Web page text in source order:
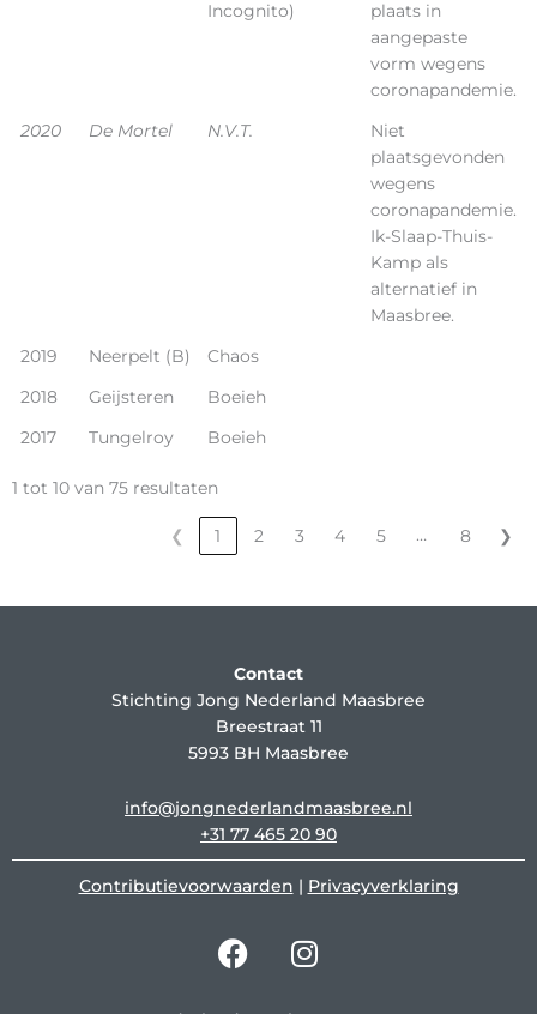
Incognito)
plaats in
aangepaste
vorm wegens
coronapandemie.
2020 De Mortel N.V.T.
Niet
plaatsgevonden
wegens
coronapandemie.
Ik-Slaap-Thuis-
Kamp als
alternatief in
Maasbree.
2019 Neerpelt (B) Chaos
2018 Geijsteren Boeieh
2017 Tungelroy Boeieh
1 tot 10 van 75 resultaten
❮ 1 2 3 4 5 … 8 ❯
Contact
Stichting Jong Nederland Maasbree
Breestraat 11
5993 BH Maasbree
info@jongnederlandmaasbree.nl
+31 77 465 20 90
Contributievoorwaarden | Privacyverklaring
F
a
I
n